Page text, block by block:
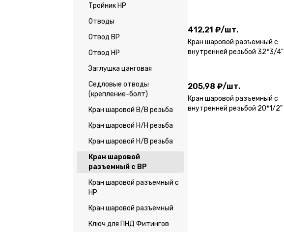
Тройник НР
Отводы
Отвод ВР
Отвод НР
Заглушка цанговая
Седловые отводы
(крепление-болт)
Кран шаровой В/В резьба
Кран шаровой Н/Н резьба
Кран шаровой Н/В резьба
Кран шаровой
разъемный с ВР
Кран шаровой разъемный с
НР
Кран шаровой разъемный
Ключ для ПНД Фитингов
412,21 ₽/шт.
Кран шаровой разъемный с
внутренней резьбой 32*3/4"
205,98 ₽/шт.
Кран шаровой разъемный с
внутренней резьбой 20*1/2"